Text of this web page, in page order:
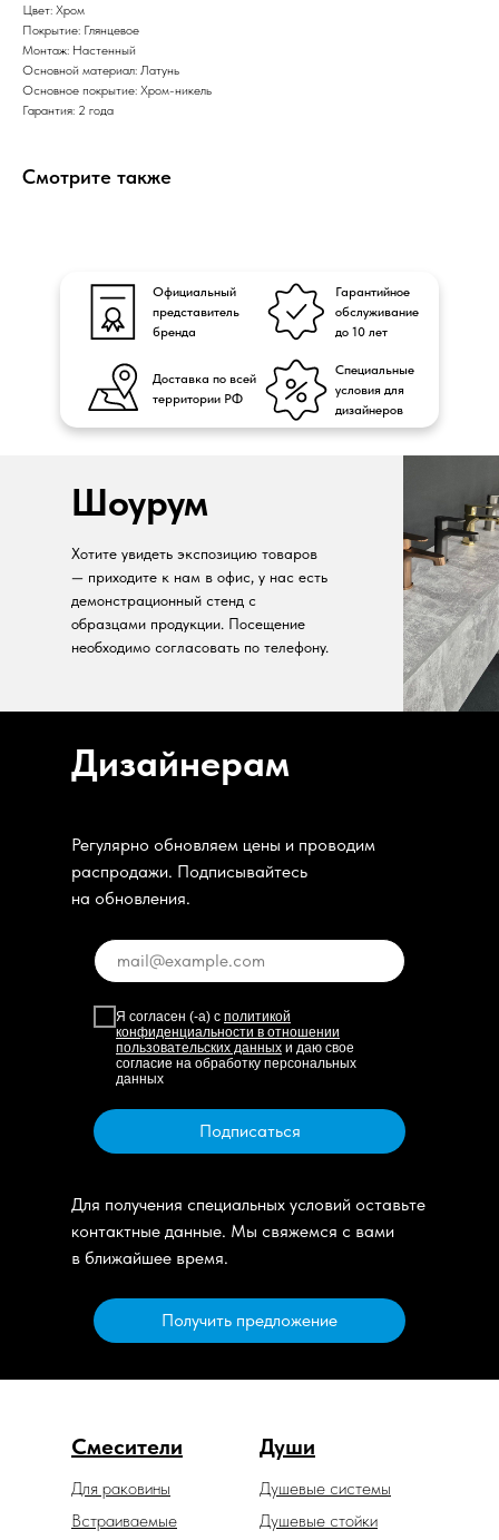
Цвет: Хром
Покрытие: Глянцевое
Монтаж: Настенный
Основной материал: Латунь
Основное покрытие: Хром-никель
Гарантия: 2 года
Смотрите также
Официальный
представитель
бренда
Доставка по всей
территории РФ
Гарантийное
обслуживание
до 10 лет
Специальные
условия для
дизайнеров
Шоурум
Хотите увидеть экспозицию товаров
— приходите к нам в офис, у нас есть
демонстрационный стенд с
образцами продукции. Посещение
необходимо согласовать по телефону.
Дизайнерам
Регулярно обновляем цены и проводим
распродажи. Подписывайтесь
на обновления.
Я согласен (-а) с политикой
конфиденциальности в отношении
пользовательских данных и даю свое
согласие на обработку персональных
данных
Подписаться
Для получения специальных условий оставьте
контактные данные. Мы свяжемся с вами
в ближайшее время.
Получить предложение
Смесители Души
Душевые системы
Встраиваемые
Для раковины
Душевые стойки